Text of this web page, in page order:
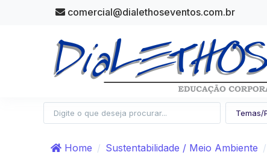
comercial@dialethoseventos.com.br
Home Sustentabilidade / Meio Ambiente